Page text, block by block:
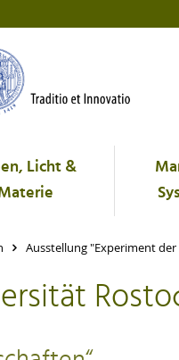
Licht &
Ausstellung "Experiment